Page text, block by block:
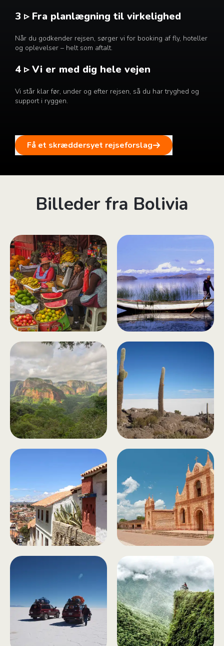
3 ▹ Fra planlægning til virkelighed
Når du godkender rejsen, sørger vi for booking af fly, hoteller
og oplevelser – helt som aftalt.
4 ▹ Vi er med dig hele vejen
Vi står klar før, under og efter rejsen, så du har tryghed og
support i ryggen.
Få et skræddersyet rejseforslag
Billeder fra Bolivia